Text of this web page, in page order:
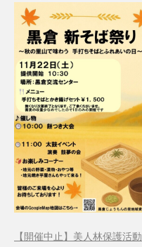
【開催中止】美人林保護活動